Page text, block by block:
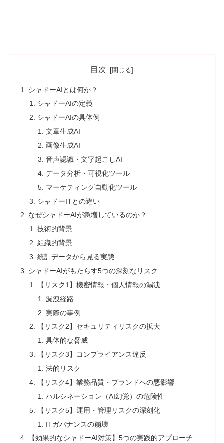
目次
シャドーAIとは何か？
シャドーAIの定義
シャドーAIの具体例
文章生成AI
画像生成AI
音声認識・文字起こしAI
データ分析・可視化ツール
マーケティング自動化ツール
シャドーITとの違い
なぜシャドーAIが急増しているのか？
技術的背景
組織的背景
統計データから見る実態
シャドーAIがもたらす5つの深刻なリスク
【リスク1】機密情報・個人情報の漏洩
漏洩経路
実際の事例
【リスク2】セキュリティリスクの拡大
具体的な脅威
【リスク3】コンプライアンス違反
法的リスク
【リスク4】業務品質・ブランドへの悪影響
ハルシネーション（AI幻覚）の危険性
【リスク5】運用・管理リスクの深刻化
ITガバナンスの崩壊
【効果的なシャドーAI対策】5つの実践的アプローチ